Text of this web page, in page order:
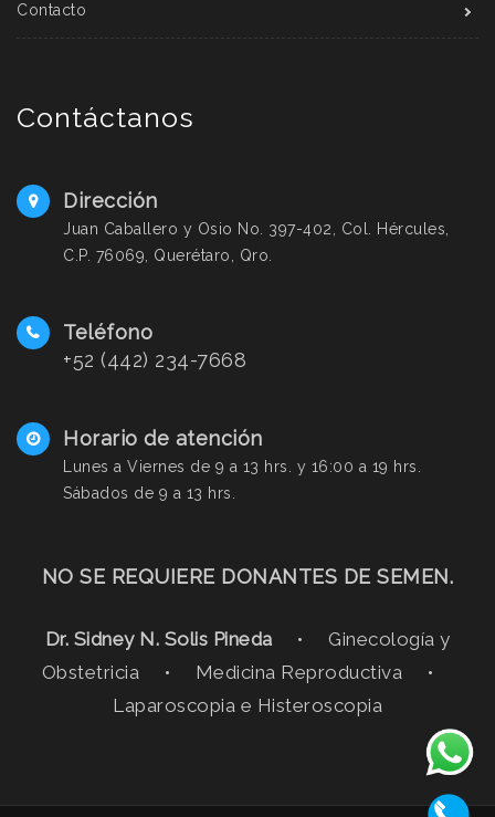
Contacto
Contáctanos
Dirección
Juan Caballero y Osio No. 397-402, Col. Hércules,
C.P. 76069, Querétaro, Qro.
Teléfono
+52 (442) 234-7668
Horario de atención
Lunes a Viernes de 9 a 13 hrs. y 16:00 a 19 hrs.
Sábados de 9 a 13 hrs.
NO SE REQUIERE DONANTES DE SEMEN.
Dr. Sidney N. Solis Pineda • Ginecología y
Obstetricia • Medicina Reproductiva •
Laparoscopia e Histeroscopia